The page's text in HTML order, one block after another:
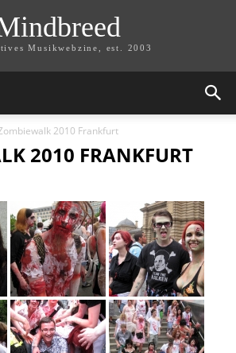
Musikwebzine, est. 2003
2010 Frankfurt
2010 FRANKFURT